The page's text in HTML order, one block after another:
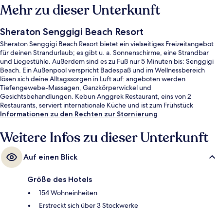
Mehr zu dieser Unterkunft
Sheraton Senggigi Beach Resort
Sheraton Senggigi Beach Resort bietet ein vielseitiges Freizeitangebot
für deinen Strandurlaub; es gibt u. a. Sonnenschirme, eine Strandbar
und Liegestühle. Außerdem sind es zu Fuß nur 5 Minuten bis: Senggigi
Beach. Ein Außenpool verspricht Badespaß und im Wellnessbereich
lösen sich deine Alltagssorgen in Luft auf: angeboten werden
Tiefengewebe-Massagen, Ganzkörperwickel und
Gesichtsbehandlungen. Kebun Anggrek Restaurant, eins von 2
Restaurants, serviert internationale Küche und ist zum Frühstück
geöffnet. Als weitere Highlights bietet dieses Resort im luxuriösen Stil 2
Fitnessbereich. Andere Reisende haben viel Gutes über das hilfsbereite
Personal zu berichten.
Informationen zu den Rechten zur Stornierung
Weitere Infos zu dieser Unterkunft
Auf einen Blick
Größe des Hotels
154 Wohneinheiten
Erstreckt sich über 3 Stockwerke